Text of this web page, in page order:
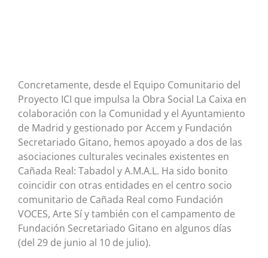
Concretamente, desde el Equipo Comunitario del
Proyecto ICI que impulsa la Obra Social La Caixa en
colaboración con la Comunidad y el Ayuntamiento
de Madrid y gestionado por Accem y Fundación
Secretariado Gitano, hemos apoyado a dos de las
asociaciones culturales vecinales existentes en
Cañada Real: Tabadol y A.M.A.L. Ha sido bonito
coincidir con otras entidades en el centro socio
comunitario de Cañada Real como Fundación
VOCES, Arte Sí y también con el campamento de
Fundación Secretariado Gitano en algunos días
(del 29 de junio al 10 de julio).